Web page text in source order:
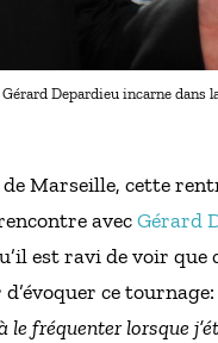
Gérard Depardieu incarne dans
Marseille, cette
avecGérard
est ravi de voir
ce tournage:
le fréquenter lorsque